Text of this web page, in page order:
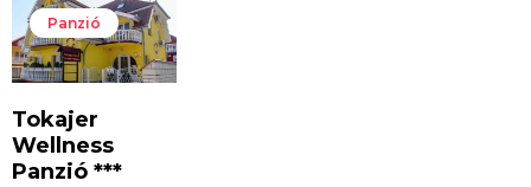
Panzió
Tokajer
Wellness
Panzió ***